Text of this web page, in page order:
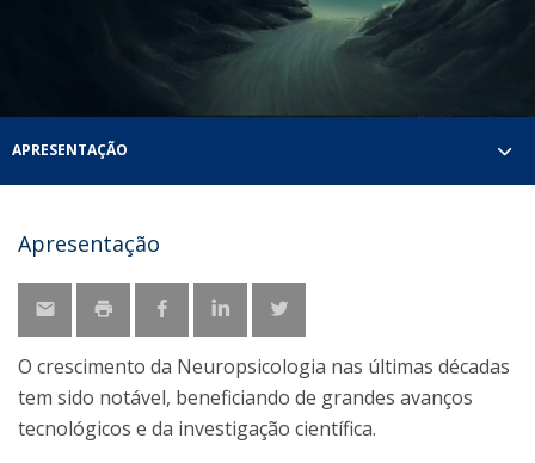
APRESENTAÇÃO
Apresentação
O crescimento da Neuropsicologia nas últimas décadas
tem sido notável, beneficiando de grandes avanços
tecnológicos e da investigação científica.